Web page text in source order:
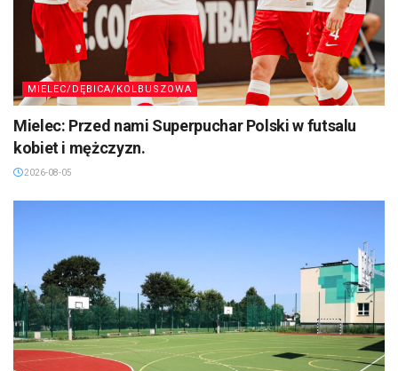
MIELEC/DĘBICA/KOLBUSZOWA
Mielec: Przed nami Superpuchar Polski w futsalu
kobiet i mężczyzn.
2026-08-05